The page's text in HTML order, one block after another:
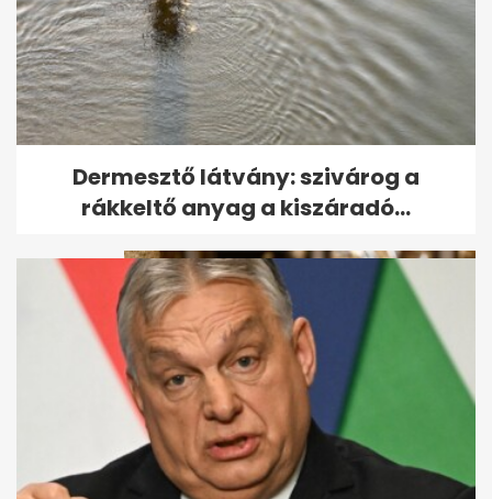
Összegyűlt a pénz Tompos
Kátya gyógykezelésére
Dermesztő látvány: szivárog a
rákkeltő anyag a kiszáradó...